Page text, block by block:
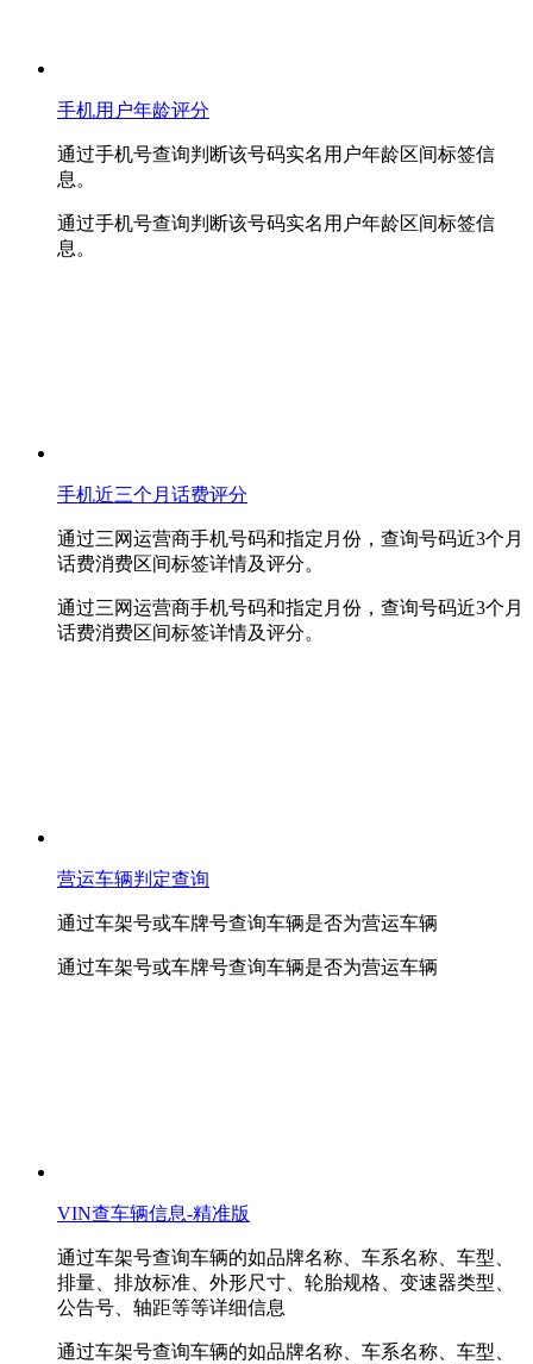
手机用户年龄评分
通过手机号查询判断该号码实名用户年龄区间标签信
息。
通过手机号查询判断该号码实名用户年龄区间标签信
息。
手机近三个月话费评分
通过三网运营商手机号码和指定月份，查询号码近3个月
话费消费区间标签详情及评分。
通过三网运营商手机号码和指定月份，查询号码近3个月
话费消费区间标签详情及评分。
营运车辆判定查询
通过车架号或车牌号查询车辆是否为营运车辆
通过车架号或车牌号查询车辆是否为营运车辆
VIN查车辆信息-精准版
通过车架号查询车辆的如品牌名称、车系名称、车型、
排量、排放标准、外形尺寸、轮胎规格、变速器类型、
公告号、轴距等等详细信息
通过车架号查询车辆的如品牌名称、车系名称、车型、